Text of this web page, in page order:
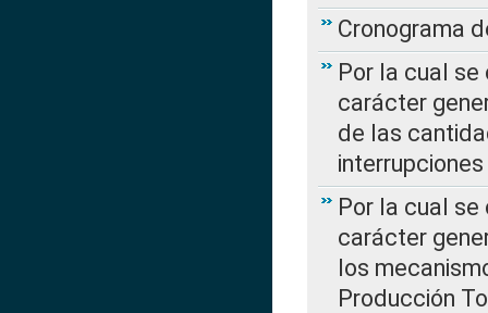
Cronograma
Por la cual
carácter
de las
Por la cual
carácter
los
Producción